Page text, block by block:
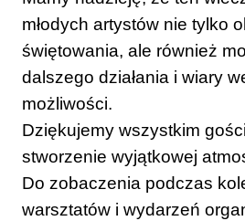
młodych artystów nie tylko
świętowania, ale również
dalszego działania i wiary
możliwości.
Dziękujemy wszystkim
stworzenie wyjątkowej
Do zobaczenia podczas
warsztatów i wydarzeń